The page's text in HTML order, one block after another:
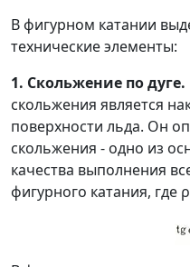
В фигурном катании
технические элементы:
1. Скольжение по дуге.
скольжения является
поверхности льда. Он
скольжения - одно из
качества выполнения
фигурного катания, где